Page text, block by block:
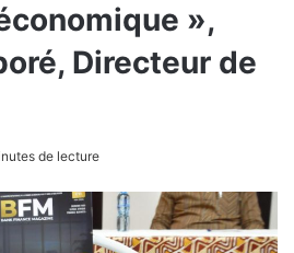
»,
Directeur de
de lecture